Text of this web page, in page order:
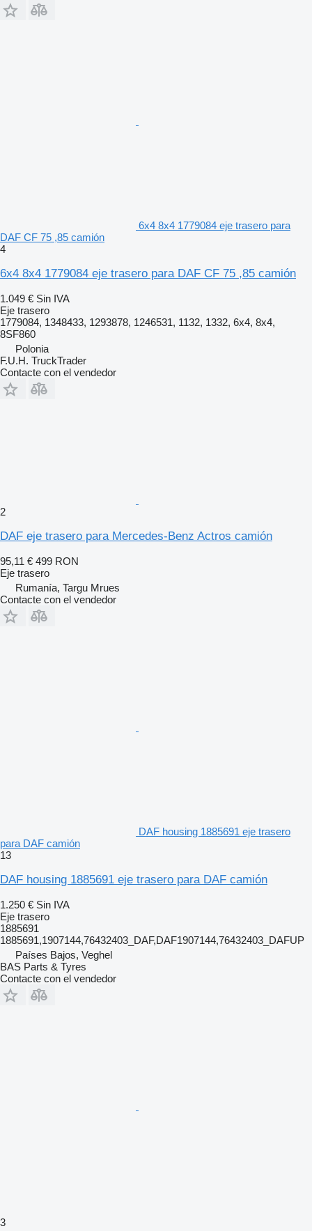
6x4 8x4 1779084 eje trasero para
DAF CF 75 ,85 camión
4
6x4 8x4 1779084 eje trasero para DAF CF 75 ,85 camión
1.049 € Sin IVA
Eje trasero
1779084, 1348433, 1293878, 1246531, 1132, 1332, 6x4, 8x4,
8SF860
Polonia
F.U.H. TruckTrader
Contacte con el vendedor
2
DAF eje trasero para Mercedes-Benz Actros camión
95,11 € 499 RON
Eje trasero
Rumanía, Targu Mrues
Contacte con el vendedor
DAF housing 1885691 eje trasero
para DAF camión
13
DAF housing 1885691 eje trasero para DAF camión
1.250 € Sin IVA
Eje trasero
1885691
1885691,1907144,76432403_DAF,DAF1907144,76432403_DAFUP
Países Bajos, Veghel
BAS Parts & Tyres
Contacte con el vendedor
3